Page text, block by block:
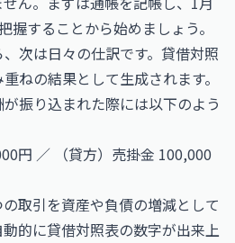
握することから始めましょう。
次は日々の仕訳です。貸借対照
ねの結果として生成されます。
振り込まれた際には以下のよう
円 ／ （貸方）売掛金 100,000
取引を資産や負債の増減として
的に貸借対照表の数字が出来上